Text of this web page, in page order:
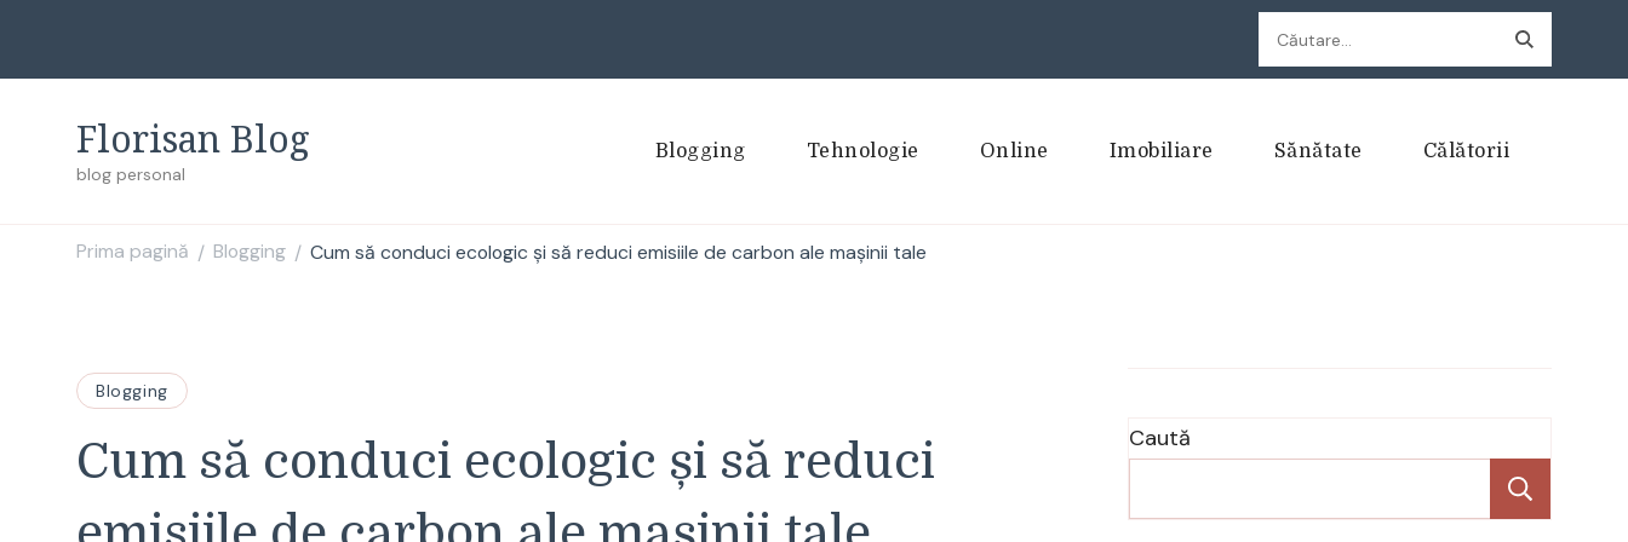
Caută
după:
Florisan Blog
blog personal
Blogging Tehnologie Online Imobiliare Sănătate Călătorii
Prima pagină / Blogging / Cum să conduci ecologic și să reduci emisiile de carbon ale mașinii tale
Blogging
Cum să conduci ecologic și să reduci
Caută